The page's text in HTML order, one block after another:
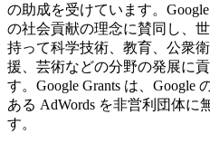
の助成を受けています。
の社会貢献の理念に賛同し、
持って科学技術、教育、公衆
援、芸術などの分野の発展に
す。Google Grants は、Google
ある AdWords を非営利団体に
す。